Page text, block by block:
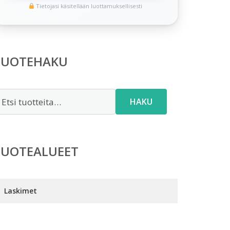
Tietojasi käsitellään luottamuksellisesti
HAKU
Laskimet